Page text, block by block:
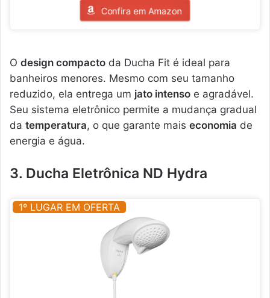
Confira em Amazon
O design compacto da Ducha Fit é ideal para
banheiros menores. Mesmo com seu tamanho
reduzido, ela entrega um jato intenso e agradável.
Seu sistema eletrônico permite a mudança gradual
da temperatura, o que garante mais economia de
energia e água.
3. Ducha Eletrônica ND Hydra
1º LUGAR EM OFERTA